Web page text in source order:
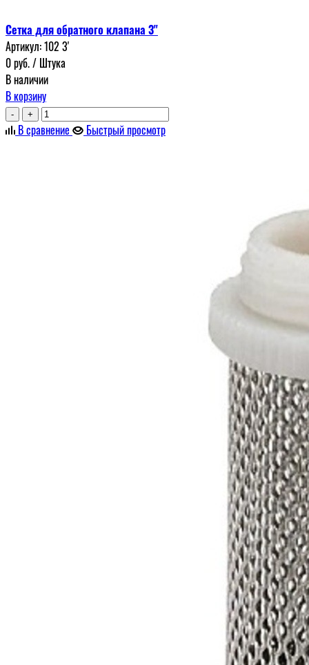
Сетка для обратного клапана 3"
Артикул:102 3'
0руб./ Штука
В наличии
В корзину
- +
В сравнение Быстрый просмотр